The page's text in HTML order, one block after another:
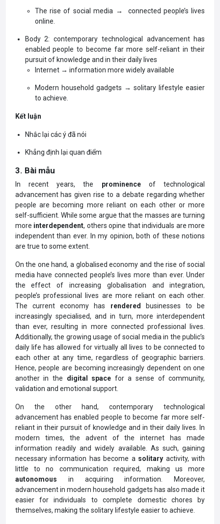
The rise of social media → connected people’s lives
online.
Body 2: contemporary technological advancement has
enabled people to become far more self-reliant in their
pursuit of knowledge and in their daily lives
Internet → information more widely available
Modern household gadgets → solitary lifestyle easier
to achieve.
Kết luận
Nhắc lại các ý đã nói
Khẳng định lại quan điểm
3. Bài mẫu
In recent years, the prominenceof technological
advancement has given rise to a debate regarding whether
people are becoming more reliant on each other or more
self-sufficient. While some argue that the masses are turning
more interdependent, others opine that individuals are more
independent than ever. In my opinion, both of these notions
are true to some extent.
On the one hand, a globalised economy and the rise of social
media have connected people’s lives more than ever. Under
the effect of increasing globalisation and integration,
people’s professional lives are more reliant on each other.
The current economy has rendered
businesses to be
increasingly specialised, and in turn, more interdependent
than ever, resulting in more connected professional lives.
Additionally, the growing usage of social media in the public’s
daily life has allowed for virtually all lives to be connected to
each other at any time, regardless of geographic barriers.
Hence, people are becoming increasingly dependent on one
another in the digital space for a sense of community,
validation and emotional support.
On the other hand, contemporary technological
advancement has enabled people to become far more self-
reliant in their pursuit of knowledge and in their daily lives. In
modern times, the advent of the internet has made
information readily and widely available. As such, gaining
necessary information has become a solitary activity, with
little to no communication required, making us more
autonomous in acquiring information. Moreover,
advancement in modern household gadgets has also made it
easier for individuals to complete domestic chores by
themselves, making the solitary lifestyle easier to achieve.